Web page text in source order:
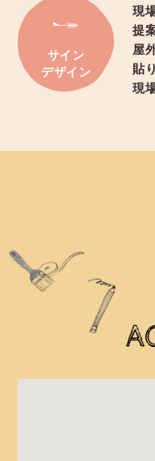
サイン
デザイン
現
提
屋
貼
現